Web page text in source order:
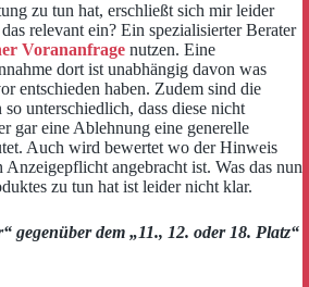
zu tun hat, erschließt sich mir leider
relevant ein? Ein spezialisierter Berater
Vorananfrage nutzen. Eine
dort ist unabhängig davon was
entschieden haben. Zudem sind die
unterschiedlich, dass diese nicht
gar eine Ablehnung eine generelle
Auch wird bewertet wo der Hinweis
angebracht ist. Was das nun
zu tun hat ist leider nicht klar.
gegenüber dem „11., 12. oder 18. Platz“